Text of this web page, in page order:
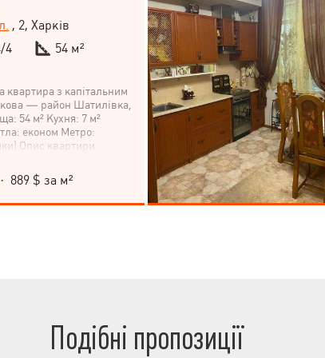
, 2, Харків
4
54 м²
квартира з капітальним
— район Шатилівка,
54 м² Кухня: 7 м²
економ Метро:
Опис квартири
з високими
самому серці Харкова —
стін і стелі;
якісні міжкімнатні
· 889 $ за м²
Подібні пропозиції